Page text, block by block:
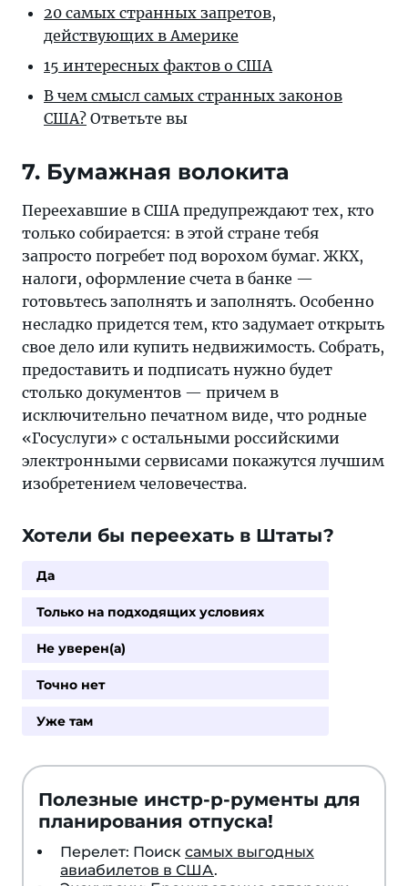
20 самых странных запретов,
действующих в Америке
15 интересных фактов о США
В чем смысл самых странных законов
США? Ответьте вы
7. Бумажная волокита
Переехавшие в США предупреждают тех, кто
только собирается: в этой стране тебя
запросто погребет под ворохом бумаг. ЖКХ,
налоги, оформление счета в банке —
готовьтесь заполнять и заполнять. Особенно
несладко придется тем, кто задумает открыть
свое дело или купить недвижимость. Собрать,
предоставить и подписать нужно будет
столько документов — причем в
исключительно печатном виде, что родные
«Госуслуги» с остальными российскими
электронными сервисами покажутся лучшим
изобретением человечества.
Хотели бы переехать в Штаты?
Да
Только на подходящих условиях
Не уверен(а)
Точно нет
Уже там
Полезные инстр-р-рументы для
планирования отпуска!
Перелет: Поиск самых выгодных
авиабилетов в США.